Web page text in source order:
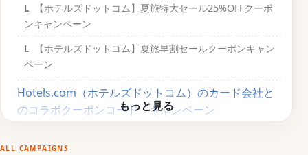
【ホテルズドットコム】夏旅特大セール25%OFFクーポ
ンキャンペーン
【ホテルズドットコム】夏旅早割セールクーポンキャン
ペーン
Hotels.com（ホテルズドットコム）のカード会社と
のコラボクーポンコード・キャンペーン
ポンキャンペーン
ALL CAMPAIGNS